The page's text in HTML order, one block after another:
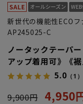
新世代の機能性ECOフ
AP245025-C
ノータックテーパ
アップ着用可》《裾
5.0 （1）
9,900円 4,950